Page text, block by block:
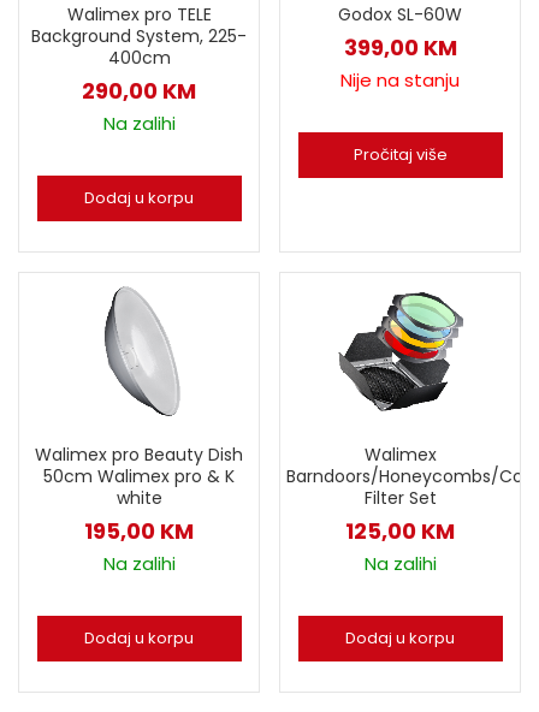
Walimex pro TELE
Background System, 225-
400cm
290,00 KM
Na zalihi
Dodaj u korpu
Godox SL-60W
399,00 KM
Nije na stanju
Pročitaj više
Walimex pro Beauty Dish
50cm Walimex pro & K
white
195,00 KM
Na zalihi
Dodaj u korpu
Walimex
Barndoors/Honeycombs/
Filter Set
125,00 KM
Na zalihi
Dodaj u korpu